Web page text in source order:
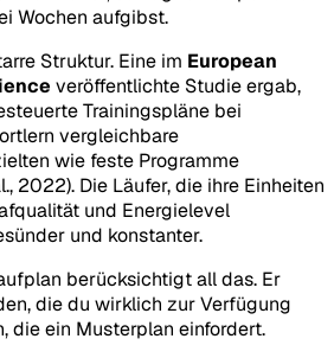
Wochen aufgibst.
Struktur. Eine im European
veröffentlichte Studie ergab,
Trainingspläne bei
vergleichbare
wie feste Programme
2022). Die Läufer, die ihre Einheiten
und Energielevel
und konstanter.
berücksichtigt all das. Er
die du wirklich zur Verfügung
die ein Musterplan einfordert.